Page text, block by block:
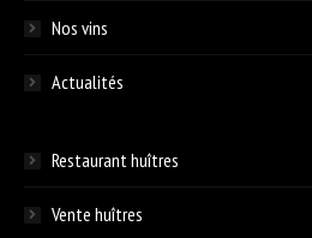
Nos vins
Actualités
Restaurant huîtres
Vente huîtres